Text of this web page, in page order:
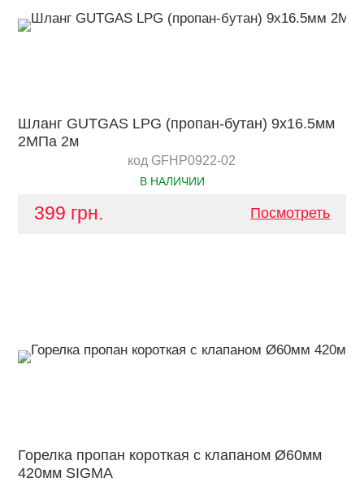
Шланг GUTGAS LPG (пропан-бутан) 9х16.5мм
2МПа 2м
код GFHP0922-02
В НАЛИЧИИ
399 грн. Посмотреть
Горелка пропан короткая с клапаном Ø60мм
420мм SIGMA